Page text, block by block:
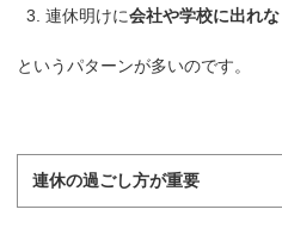
連休明けに会社や学校に出れ
というパターンが多いのです。
連休の過ごし方が重要